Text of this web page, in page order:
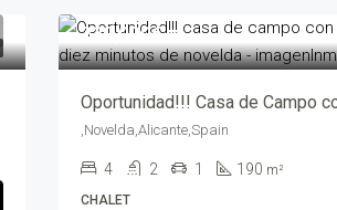
220,000€
,Novelda,Alicante,Spain
4 2 1 190 m²
CHALET
137,865€